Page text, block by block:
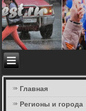
Главная
Регионы и города